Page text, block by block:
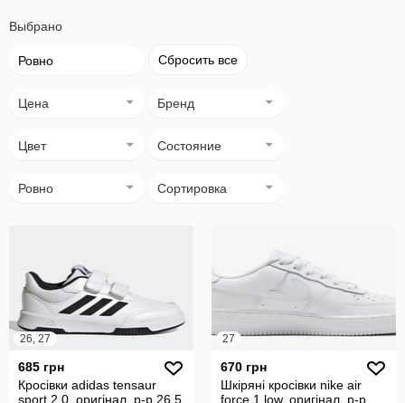
Выбрано
Ровно Сбросить все
Цена Бренд
Цвет Состояние
Ровно Сортировка
26, 27
685 грн
Кросівки adidas tensaur
sport 2.0, оригінал, р-р 26,5
27
670 грн
Шкіряні кросівки nike air
force 1 low, оригінал, р-р